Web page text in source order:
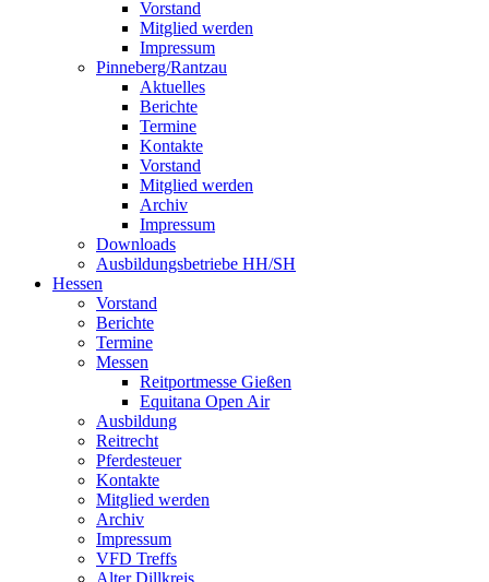
Vorstand
Mitglied werden
Impressum
Pinneberg/Rantzau
Aktuelles
Berichte
Termine
Kontakte
Vorstand
Mitglied werden
Archiv
Impressum
Downloads
Ausbildungsbetriebe HH/SH
Hessen
Vorstand
Berichte
Termine
Messen
Reitportmesse Gießen
Equitana Open Air
Ausbildung
Reitrecht
Pferdesteuer
Kontakte
Mitglied werden
Archiv
Impressum
VFD Treffs
Alter Dillkreis